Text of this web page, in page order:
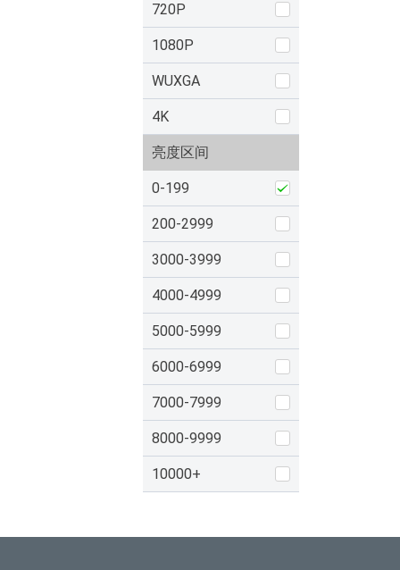
720P
1080P
WUXGA
4K
亮度区间
0-199
200-2999
3000-3999
4000-4999
5000-5999
6000-6999
7000-7999
8000-9999
10000+